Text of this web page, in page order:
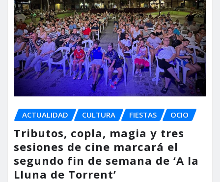
ACTUALIDAD CULTURA FIESTAS OCIO
Tributos, copla, magia y tres
sesiones de cine marcará el
segundo fin de semana de ‘A la
Lluna de Torrent’